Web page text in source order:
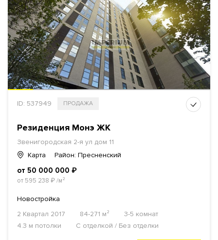
ID: 537949 ПРОДАЖА
Резиденция Монэ ЖК
Звенигородская 2-я ул дом 11
Карта
Район: Пресненский
от 50 000 000 ₽
от 595 238 ₽/м²
Новостройка
2 Квартал 2017
84-271 м²
3-5 комнат
4.3 м потолки
С отделкой / Без отделки